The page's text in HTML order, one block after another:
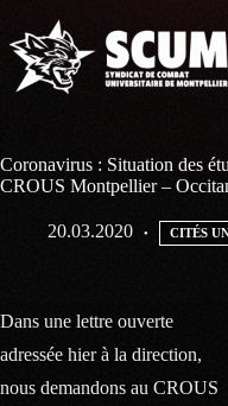
contenu
Coronavirus : Situation des
CROUS​ Montpellier –
20.03.2020 CITÉS
Dans une lettre ouverte
adressée hier à la direction,
nous demandons au CROUS